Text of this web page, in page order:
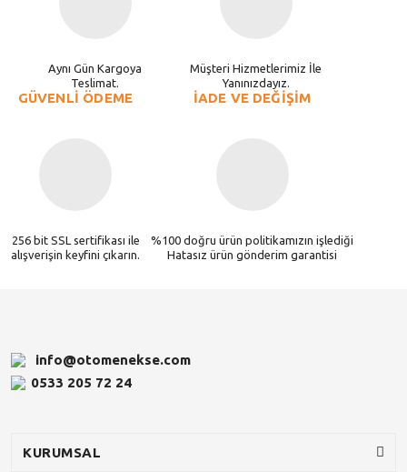
Aynı Gün Kargoya
Teslimat.
Müşteri Hizmetlerimiz İle
Yanınızdayız.
GÜVENLİ ÖDEME
256 bit SSL sertifikası ile
alışverişin keyfini çıkarın.
İADE VE DEĞİŞİM
%100 doğru ürün politikamızın işlediği
Hatasız ürün gönderim garantisi
info@otomenekse.com
0533 205 72 24
KURUMSAL